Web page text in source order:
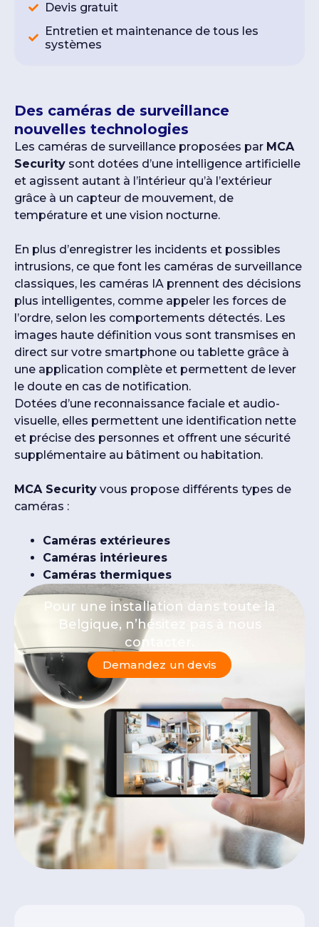
Devis gratuit
Entretien et maintenance de tous les
systèmes
Des caméras de surveillance
nouvelles technologies
Les caméras de surveillance proposées par MCA
Security sont dotées d’une intelligence artificielle
et agissent autant à l’intérieur qu’à l’extérieur
grâce à un capteur de mouvement, de
température et une vision nocturne.
En plus d’enregistrer les incidents et possibles
intrusions, ce que font les caméras de surveillance
classiques, les caméras IA prennent des décisions
plus intelligentes, comme appeler les forces de
l’ordre, selon les comportements détectés. Les
images haute définition vous sont transmises en
direct sur votre smartphone ou tablette grâce à
une application complète et permettent de lever
le doute en cas de notification.
Dotées d’une reconnaissance faciale et audio-
visuelle, elles permettent une identification nette
et précise des personnes et offrent une sécurité
supplémentaire au bâtiment ou habitation.
MCA Security vous propose différents types de
caméras :
Caméras extérieures
Caméras intérieures
Caméras thermiques
Pour une installation dans toute la
Belgique, n’hésitez pas à nous
contacter.
Demandez un devis